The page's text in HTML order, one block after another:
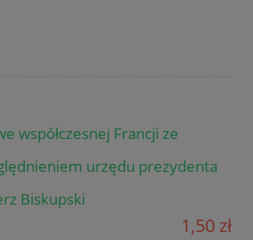
współczesnej Francji ze
urzędu prezydenta
Biskupski
1,50 zł